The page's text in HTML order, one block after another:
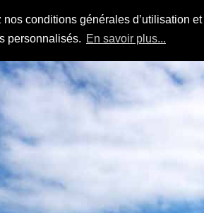
conditions générales d’utilisation
personnalisés. En savoir plus...